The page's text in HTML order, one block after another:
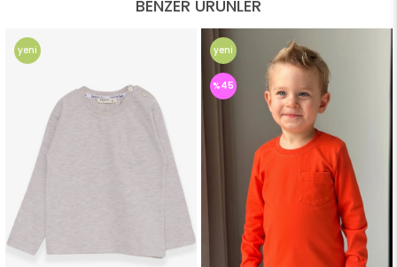
BENZER ÜRÜNLER
yeni
%45
yeni
ürün